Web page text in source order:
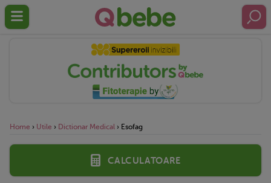
Home › Utile › Dictionar Medical › Esofag
Calculatoare